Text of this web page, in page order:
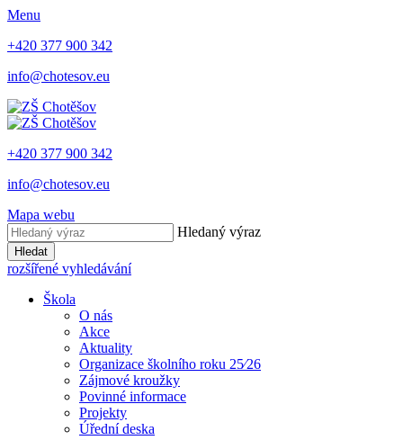
Menu
+420 377 900 342
info@chotesov.eu
+420 377 900 342
info@chotesov.eu
Mapa webu
Hledaný výraz
Hledat
rozšířené vyhledávání
Škola
O nás
Akce
Aktuality
Organizace školního roku 25⁄26
Zájmové kroužky
Povinné informace
Projekty
Úřední deska